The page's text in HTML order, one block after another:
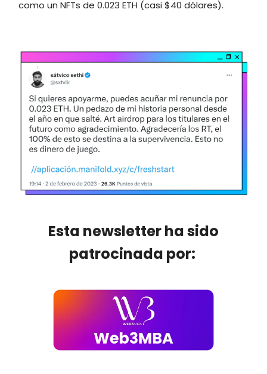
como un NFTs de 0.023 ETH (casi $40 dólares).
Esta newsletter ha sido
patrocinada por: